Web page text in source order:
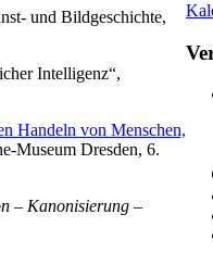
und Bildgeschichte,
Intelligenz“,
Handeln von Menschen,
Museum Dresden, 6.
– Kanonisierung –